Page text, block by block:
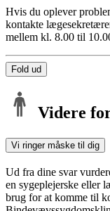
Hvis du oplever
kontakte
mellem kl. 8.00 til
Fold ud
Videre
Vi ringer måske til dig
Ud fra dine svar
en sygeplejerske eller
brug for at komme til